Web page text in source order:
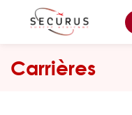
Carrières